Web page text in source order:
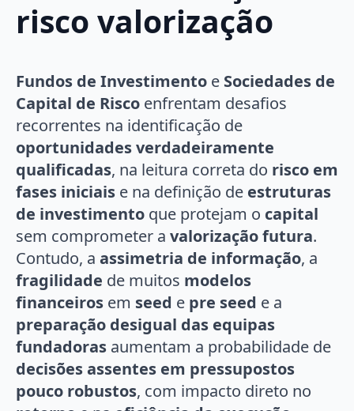
risco valorização
Fundos de Investimento e Sociedades de
Capital de Risco enfrentam desafios
recorrentes na identificação de
oportunidades verdadeiramente
qualificadas, na leitura correta do risco em
fases iniciais e na definição de estruturas
de investimento que protejam o capital
sem comprometer a valorização futura.
Contudo, a assimetria de informação, a
fragilidade de muitos modelos
financeiros em seed e pre seed e a
preparação desigual das equipas
fundadoras aumentam a probabilidade de
decisões assentes em pressupostos
pouco robustos, com impacto direto no